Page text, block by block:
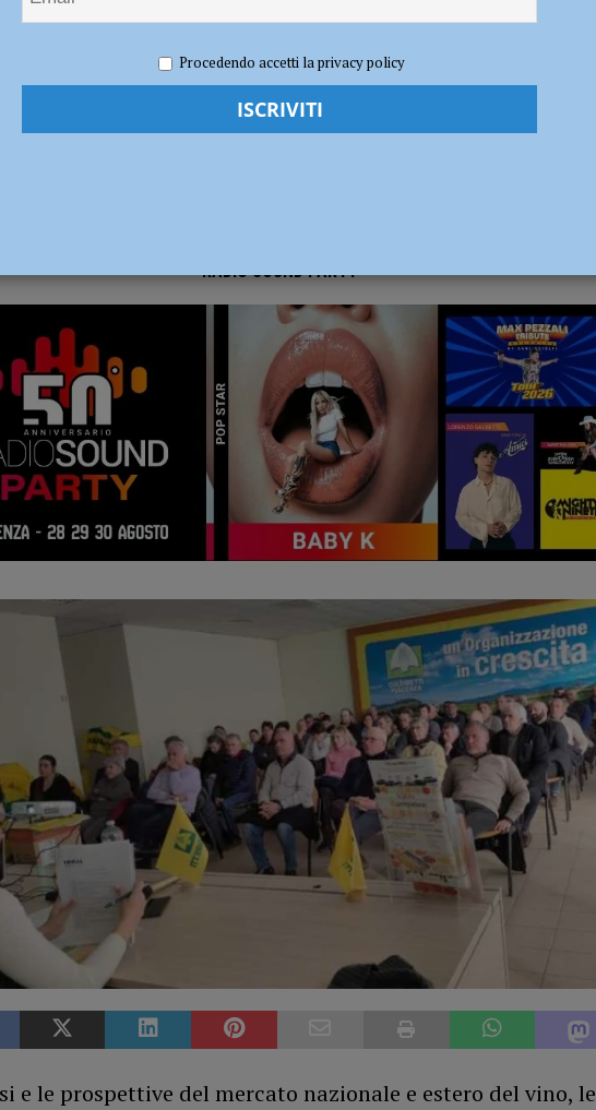
RADIO SOUND PARTY
e le prospettive del mercato nazionale e estero del vino, le
Procedendo accetti la privacy policy